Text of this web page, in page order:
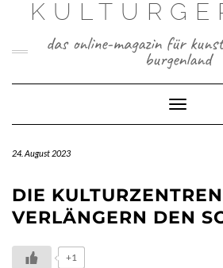
das online-magazin für
burgenland
Toggle
24. August 2023
DIE KULTURZENTREN
VERLÄNGERN DEN
+1